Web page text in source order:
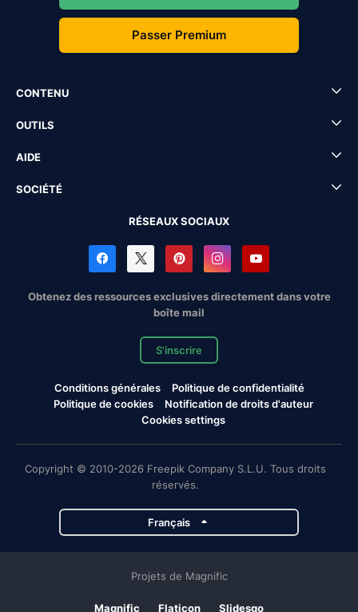
Passer Premium
CONTENU
OUTILS
AIDE
SOCIÉTÉ
RÉSEAUX SOCIAUX
Obtenez des ressources exclusives directement dans votre
boîte mail
S'inscrire
Conditions générales
Politique de confidentialité
Politique de cookies
Notification de droits d'auteur
Cookies settings
Copyright © 2010-2026 Freepik Company S.L.U. Tous droits
réservés.
Français
Projets de Magnific
Magnific Flaticon Slidesgo